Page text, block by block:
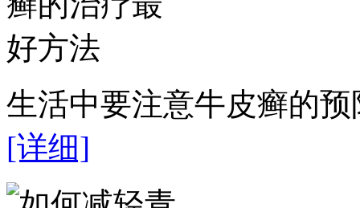
生活中要注意牛皮癣的
[详细]